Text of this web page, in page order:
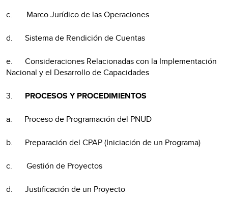
c. Marco Jurídico de las Operaciones
d. Sistema de Rendición de Cuentas
e. Consideraciones Relacionadas con la Implementación
Nacional y el Desarrollo de Capacidades
3. PROCESOS Y PROCEDIMIENTOS
a. Proceso de Programación del PNUD
b. Preparación del CPAP (Iniciación de un Programa)
c. Gestión de Proyectos
d. Justificación de un Proyecto